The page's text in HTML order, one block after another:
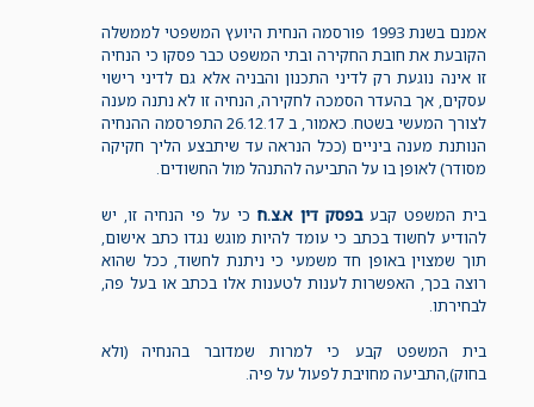
אמנם בשנת 1993 פורסמה הנחית היועץ המשפטי לממשלה
הקובעת את חובת החקירה ובתי המשפט כבר פסקו כי הנחיה
זו אינה נוגעת רק לדיני התכנון והבניה אלא גם לדיני רישוי
עסקים, אך בהעדר הסמכה לחקירה, הנחיה זו לא נתנה מענה
לצורך המעשי בשטח. כאמור, ב 26.12.17 התפרסמה ההנחיה
הנותנת מענה ביניים (ככל הנראה עד שיתבצע הליך חקיקה
מסודר) לאופן בו על התביעה להתנהל מול החשודים.
בית המשפט קבעבפסק דין א.צ.חכי על פי הנחיה זו, יש
להודיע לחשוד בכתב כי עומד להיות מוגש נגדו כתב אישום,
תוך שמצוין באופן חד משמעי כי ניתנת לחשוד, ככל שהוא
רוצה בכך, האפשרות לענות לטענות אלו בכתב או בעל פה,
לבחירתו.
בית המשפט קבע כי למרות שמדובר בהנחיה (ולא
בחוק),התביעה מחויבת לפעול על פיה.